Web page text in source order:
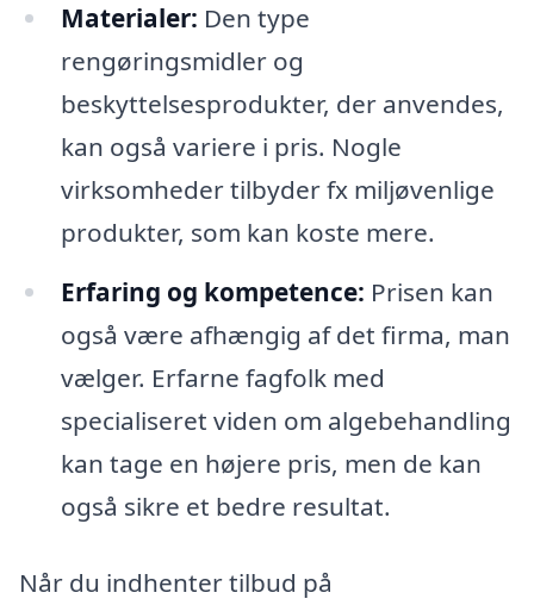
Materialer: Den type
rengøringsmidler og
beskyttelsesprodukter, der anvendes,
kan også variere i pris. Nogle
virksomheder tilbyder fx miljøvenlige
produkter, som kan koste mere.
Erfaring og kompetence: Prisen kan
også være afhængig af det firma, man
vælger. Erfarne fagfolk med
specialiseret viden om algebehandling
kan tage en højere pris, men de kan
også sikre et bedre resultat.
Når du indhenter tilbud på